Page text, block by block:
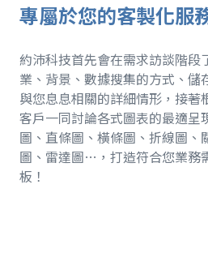
專屬於您的客製化服
約沛科技首先會在需求訪談階段
業、背景、數據搜集的方式、儲
與您息息相關的詳細情形，接著
客戶一同討論各式圖表的最適呈
圖、直條圖、橫條圖、折線圖、
圖、雷達圖…，打造符合您業務
板！